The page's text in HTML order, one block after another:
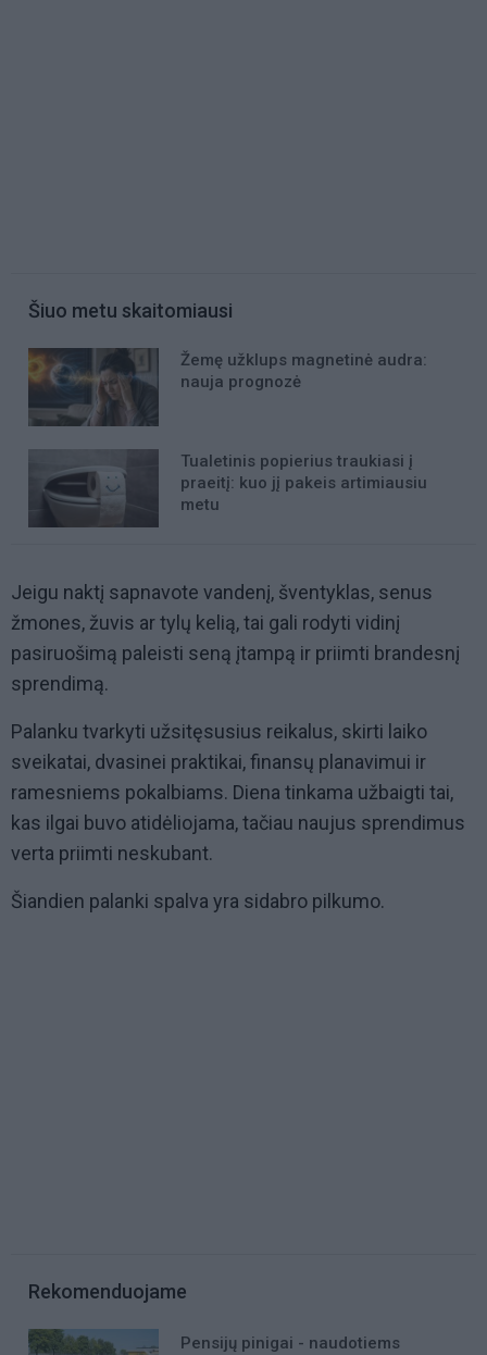
Šiuo metu skaitomiausi
Žemę užklups magnetinė audra:
nauja prognozė
Tualetinis popierius traukiasi į
praeitį: kuo jį pakeis artimiausiu
metu
Jeigu naktį sapnavote vandenį, šventyklas, senus
žmones, žuvis ar tylų kelią, tai gali rodyti vidinį
pasiruošimą paleisti seną įtampą ir priimti brandesnį
sprendimą.
Palanku tvarkyti užsitęsusius reikalus, skirti laiko
sveikatai, dvasinei praktikai, finansų planavimui ir
ramesniems pokalbiams. Diena tinkama užbaigti tai,
kas ilgai buvo atidėliojama, tačiau naujus sprendimus
verta priimti neskubant.
Šiandien palanki spalva yra sidabro pilkumo.
Rekomenduojame
Pensijų pinigai - naudotiems